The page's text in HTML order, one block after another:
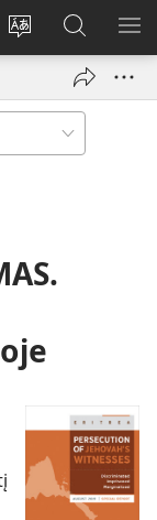
Pakeisti
svetainės
Prisijungti
(atsiveria Paieška
svetainėje
JW.ORG